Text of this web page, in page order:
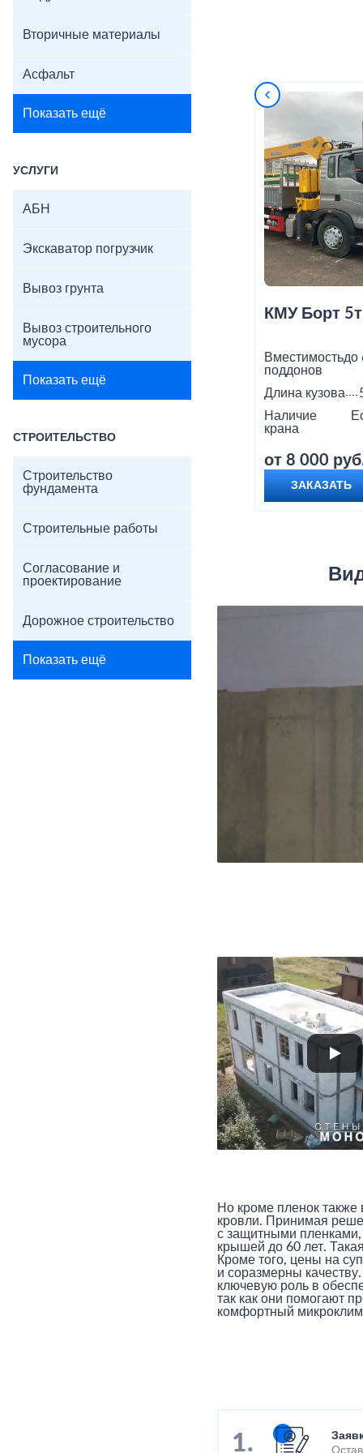
Вторичные материалы
Асфальт
Показать ещё
УСЛУГИ
АБН
Экскаватор погрузчик
Вывоз грунта
Вывоз строительного
мусора
Показать ещё
СТРОИТЕЛЬСТВО
Строительство
фундамента
Строительные работы
Согласование и
проектирование
Дорожное строительство
Показать ещё
КМУ Борт 5т
Вместимость
поддонов
до
Длина кузова
Наличие
крана
от 8 000
ЗАКАЗАТЬ
Но кроме пленок
кровли. Принимая
с защитными
крышей до 60 лет.
Кроме того, цены на
и соразмерны
ключевую роль в
так как они помогают
комфортный